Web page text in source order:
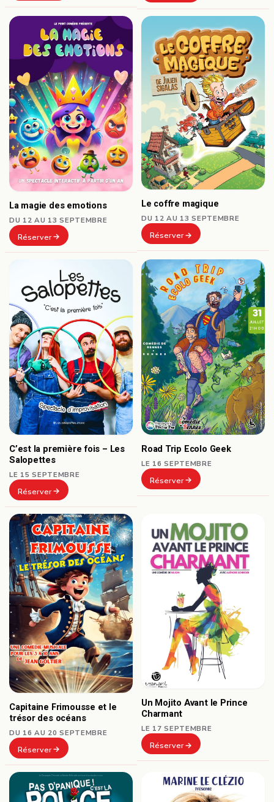
La magie des emotions
DU 12 AU 13 SEPTEMBRE
Réserver
Le coffre magique
DU 12 AU 13 SEPTEMBRE
Réserver
C’est la première fois – Les
Salopettes
LE 15 SEPTEMBRE
Réserver
Road Trip Ecolo Geek
LE 16 SEPTEMBRE
Réserver
Capitaine Frimousse et le
trésor des océans
DU 16 AU 20 SEPTEMBRE
Réserver
Un Mojito Avant le Prince
Charmant
LE 17 SEPTEMBRE
Réserver